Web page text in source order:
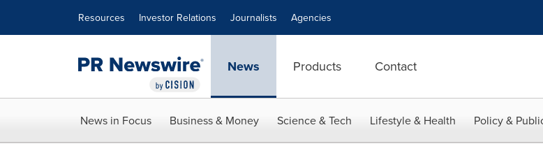
Resources Investor Relations Journalists Agencies
News Products Contact
News in Focus Business & Money Science & Tech Lifestyle & Health Policy &